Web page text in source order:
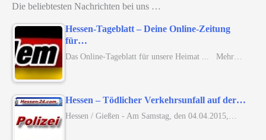
Die beliebtesten Nachrichten bei uns …
Hessen-Tageblatt – Deine Online-Zeitung
für…
Das Online-Tageblatt für unsere Heimat ... Mehr…
Hessen – Tödlicher Verkehrsunfall auf der…
Hessen / Gießen - Am Samstag, den 04.04.2015,…